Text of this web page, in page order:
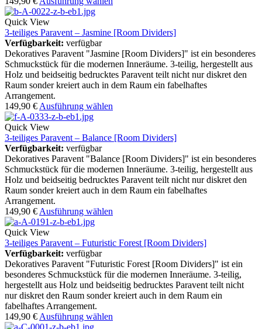
Quick View
3-teiliges Paravent – Jasmine [Room Dividers]
Verfügbarkeit: verfügbar
Dekoratives Paravent "Jasmine [Room Dividers]" ist ein besonderes
Schmuckstück für die modernen Inneräume. 3-teilig, hergestellt aus
Holz und beidseitig bedrucktes Paravent teilt nicht nur diskret den
Raum sonder kreiert auch in dem Raum ein fabelhaftes
Arrangement.
149,90 € Ausführung wählen
Quick View
3-teiliges Paravent – Balance [Room Dividers]
Verfügbarkeit: verfügbar
Dekoratives Paravent "Balance [Room Dividers]" ist ein besonderes
Schmuckstück für die modernen Inneräume. 3-teilig, hergestellt aus
Holz und beidseitig bedrucktes Paravent teilt nicht nur diskret den
Raum sonder kreiert auch in dem Raum ein fabelhaftes
Arrangement.
149,90 € Ausführung wählen
Quick View
3-teiliges Paravent – Futuristic Forest [Room Dividers]
Verfügbarkeit: verfügbar
Dekoratives Paravent "Futuristic Forest [Room Dividers]" ist ein
besonderes Schmuckstück für die modernen Inneräume. 3-teilig,
hergestellt aus Holz und beidseitig bedrucktes Paravent teilt nicht
nur diskret den Raum sonder kreiert auch in dem Raum ein
fabelhaftes Arrangement.
149,90 € Ausführung wählen